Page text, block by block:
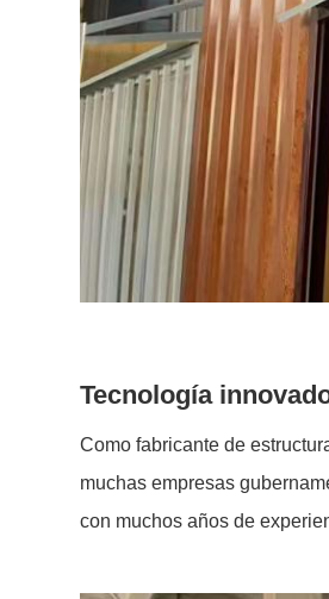
Tecnología
Como fabricante de
muchas empresas
con muchos años de